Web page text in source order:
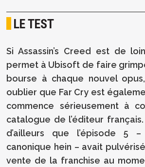
LE TEST
Si Assassin’s Creed est de
permet à Ubisoft de faire
bourse à chaque nouvel
oublier que Far Cry est
commence sérieusement à
catalogue de l’éditeur
d’ailleurs que l’épisode 5
canonique hein – avait
vente de la franchise au